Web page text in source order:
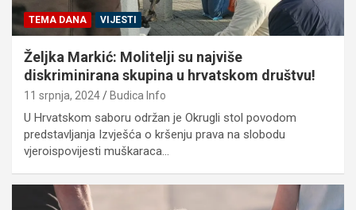
TEMA DANA VIJESTI
Željka Markić: Molitelji su najviše
diskriminirana skupina u hrvatskom društvu!
11 srpnja, 2024 Budica Info
U Hrvatskom saboru održan je Okrugli stol povodom
predstavljanja Izvješća o kršenju prava na slobodu
vjeroispovijesti muškaraca…